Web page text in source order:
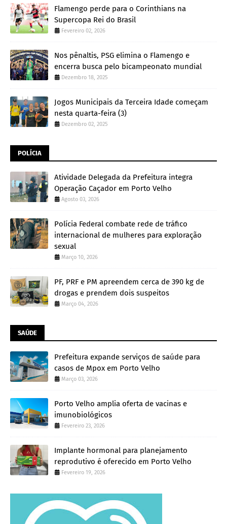
Flamengo perde para o Corinthians na
Supercopa Rei do Brasil
Fevereiro 02, 2026
Nos pênaltis, PSG elimina o Flamengo e
encerra busca pelo bicampeonato mundial
Dezembro 18, 2025
Jogos Municipais da Terceira Idade começam
nesta quarta-feira (3)
Dezembro 02, 2025
POLÍCIA
Atividade Delegada da Prefeitura integra
Operação Caçador em Porto Velho
Agosto 03, 2026
Polícia Federal combate rede de tráfico
internacional de mulheres para exploração
sexual
Março 10, 2026
PF, PRF e PM apreendem cerca de 390 kg de
drogas e prendem dois suspeitos
Março 04, 2026
SAÚDE
Prefeitura expande serviços de saúde para
casos de Mpox em Porto Velho
Março 03, 2026
Porto Velho amplia oferta de vacinas e
imunobiológicos
Fevereiro 23, 2026
Implante hormonal para planejamento
reprodutivo é oferecido em Porto Velho
Fevereiro 19, 2026